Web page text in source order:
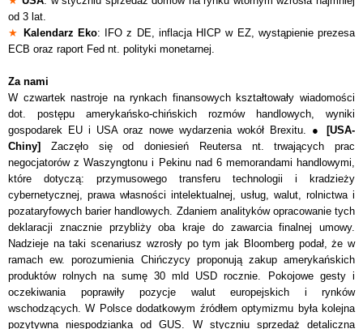
od 3 lat.
★ Kalendarz Eko: IFO z DE, inflacja HICP w EZ, wystąpienie prezesa
ECB oraz raport Fed nt. polityki monetarnej.
Za nami
W czwartek nastroje na rynkach finansowych kształtowały wiadomości
dot. postępu amerykańsko-chińskich rozmów handlowych, wyniki
gospodarek EU i USA oraz nowe wydarzenia wokół Brexitu. ● [USA-
Chiny] Zaczęło się od doniesień Reutersa nt. trwających prac
negocjatorów z Waszyngtonu i Pekinu nad 6 memorandami handlowymi,
które dotyczą: przymusowego transferu technologii i kradzieży
cybernetycznej, prawa własności intelektualnej, usług, walut, rolnictwa i
pozataryfowych barier handlowych. Zdaniem analityków opracowanie tych
deklaracji znacznie przybliży oba kraje do zawarcia finalnej umowy.
Nadzieje na taki scenariusz wzrosły po tym jak Bloomberg podał, że w
ramach ew. porozumienia Chińczycy proponują zakup amerykańskich
produktów rolnych na sumę 30 mld USD rocznie. Pokojowe gesty i
oczekiwania poprawiły pozycje walut europejskich i rynków
wschodzących. W Polsce dodatkowym źródłem optymizmu była kolejna
pozytywna niespodzianka od GUS. W styczniu sprzedaż detaliczna